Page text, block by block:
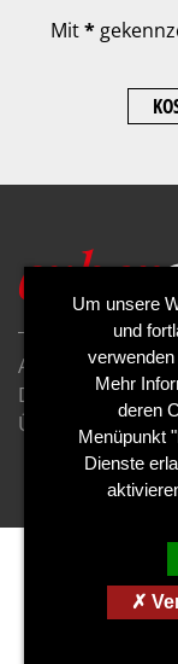
Mit*
AGB
Impressum
Über uns
Abo kündigen
Um unsere
und
Mehr
deren
Menüpunkt
Dienste